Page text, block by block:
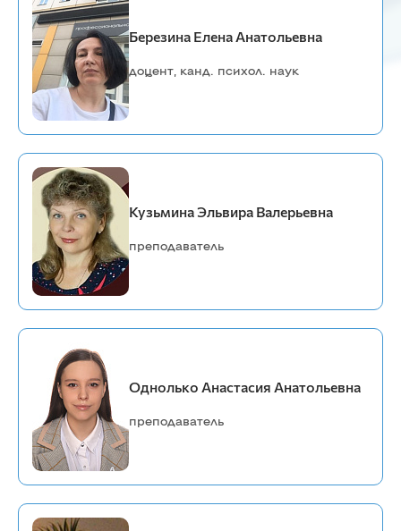
Березина Елена Анатольевна
доцент, канд. психол. наук
Кузьмина Эльвира Валерьевна
преподаватель
Однолько Анастасия Анатольевна
преподаватель